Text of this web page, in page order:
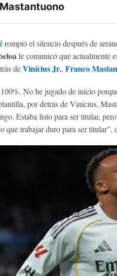
rompió el silencio después de
le comunicó que actualmente
deVinícius Jr., Franco
No he jugado de inicio
por detrás de Vinícius,
Estaba listo para ser titular,
que trabajar duro para ser titular”,